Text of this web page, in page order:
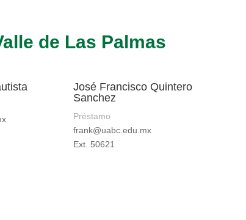
de Las Palmas
José Francisco Quintero
Sanchez
Préstamo
frank@uabc.edu.mx
Ext. 50621